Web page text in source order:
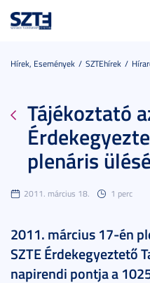
Hírek, Események SZTEhírek
Tájékoztató
plenáris
2011. március 18. 1 perc
2011. március 17-én
SZTE Érdekegyeztető
napirendi pontja a